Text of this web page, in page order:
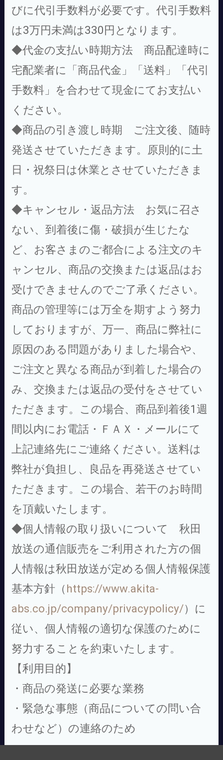
びに代引手数料が必要です。代引手数料
は3万円未満は330円となります。
◆代金の支払い時期方法 商品配達時に
宅配業者に「商品代金」「送料」「代引
手数料」を合わせて現金にてお支払い
ください。
◆商品の引き渡し時期 ご注文後、随時
発送させていただきます。原則的に土
日・祝祭日は休業とさせていただきま
す。
◆キャンセル・返品方法 お気に召さ
ない、到着後に傷・破損が生じたな
ど、お客さまのご都合による注文のキ
ャンセル、商品の交換または返品はお
受けできませんのでご了承ください。
商品の管理等には万全を期すよう努力
しておりますが、万一、商品に弊社に
原因のある問題がありました場合や、
ご注文と異なる商品が到着した場合の
み、交換または返品の受付をさせてい
ただきます。この場合、商品到着後1週
間以内にお電話・ＦＡＸ・メールにて
上記連絡先にご連絡ください。送料は
弊社が負担し、良品を再発送させてい
ただきます。この場合、若干のお時間
を頂戴いたします。
◆個人情報の取り扱いについて 秋田
放送の通信販売をご利用された方の個
人情報は秋田放送が定める個人情報保護
基本方針（https://www.akita-
abs.co.jp/company/privacypolicy/）に
従い、個人情報の適切な保護のために
努力することを約束いたします。
【利用目的】
・商品の発送に必要な業務
・緊急な事態（商品についての問い合
わせなど）の連絡のため